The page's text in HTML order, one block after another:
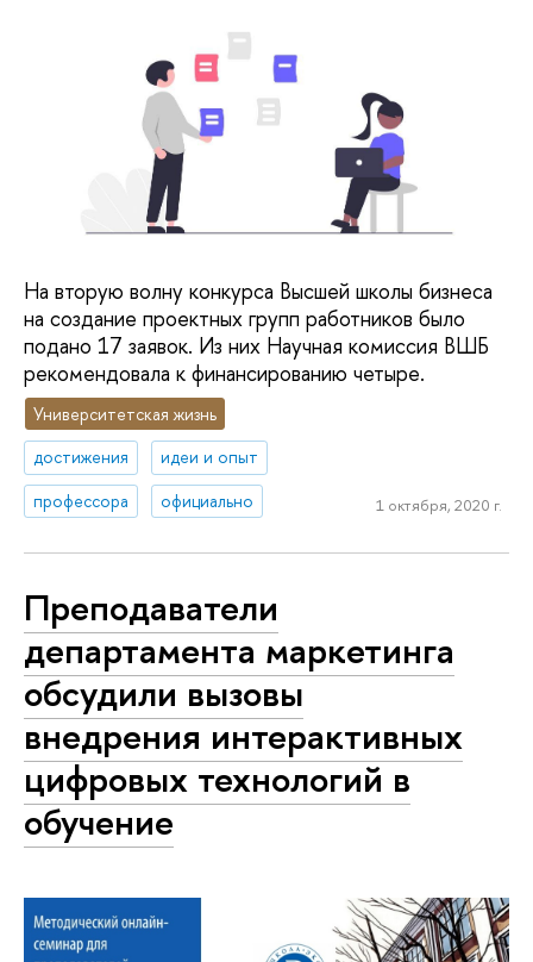
На вторую волну конкурса Высшей школы бизнеса
на создание проектных групп работников было
подано 17 заявок. Из них Научная комиссия ВШБ
рекомендовала к финансированию четыре.
Университетская жизнь
достижения
идеи и опыт
профессора
официально 1 октября, 2020 г.
Преподаватели
департамента маркетинга
обсудили вызовы
внедрения интерактивных
цифровых технологий в
обучение